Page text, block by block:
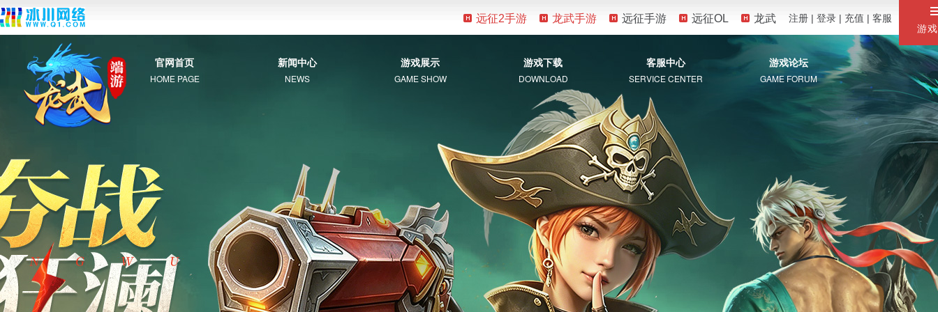
游
远征2手游 龙武手游 远征手游 远征OL 龙武 注册 | 登录 | 充值 | 客服
官网首页
HOME PAGE
新闻中心
NEWS
游戏展示
GAME SHOW
游戏下载
DOWNLOAD
客服中心
SERVICE CENTER
游戏论坛
GAME FORUM
客户端下载
补丁下载
常见问题
自助服务
常见问题
珍宝阁